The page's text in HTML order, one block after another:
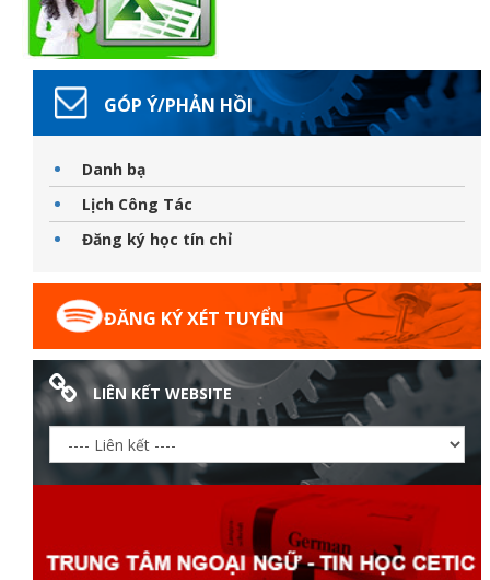
GÓP Ý/PHẢN HỒI
Danh bạ
Lịch Công Tác
Đăng ký học tín chỉ
ĐĂNG KÝ XÉT TUYỂN
LIÊN KẾT WEBSITE